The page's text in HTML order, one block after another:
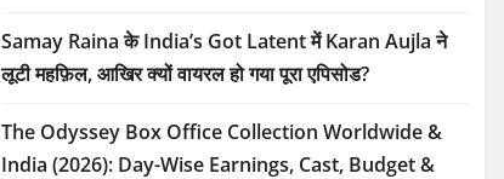
Samay Raina के India’s Got Latent में Karan Aujla ने
लूटी महफ़िल, आखिर क्यों वायरल हो गया पूरा एपिसोड?
The Odyssey Box Office Collection Worldwide &
India (2026): Day-Wise Earnings, Cast, Budget &